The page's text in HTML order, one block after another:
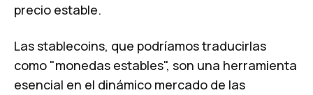
precio estable.
Las stablecoins, que podríamos traducirlas
como "monedas estables", son una herramienta
esencial en el dinámico mercado de las